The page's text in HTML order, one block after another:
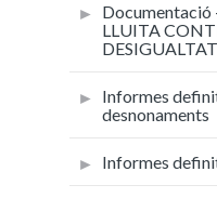
Documentació
LLUITA
Informes
desnonaments
Informes